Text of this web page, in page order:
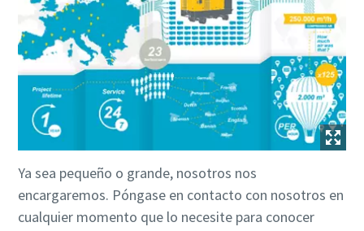
Ya sea pequeño o grande, nosotros nos
encargaremos. Póngase en contacto con nosotros en
cualquier momento que lo necesite para conocer